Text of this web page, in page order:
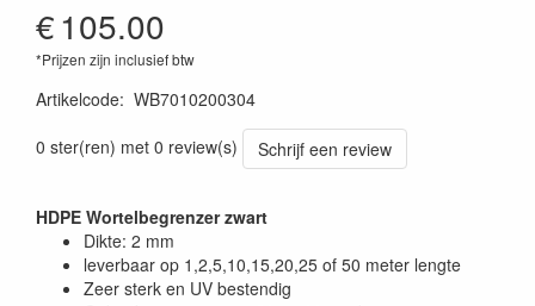
€105.00
*Prijzen zijn inclusief btw
Artikelcode: WB7010200304
0 ster(ren) met 0 review(s)
Schrijf een review
HDPE Wortelbegrenzer zwart
Dikte: 2 mm
leverbaar op 1,2,5,10,15,20,25 of 50 meter lengte
Zeer sterk en UV bestendig